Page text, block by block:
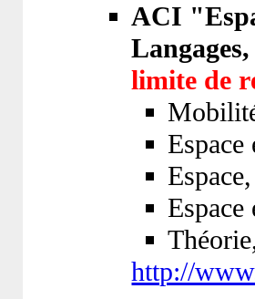
ACI
limite de
http://